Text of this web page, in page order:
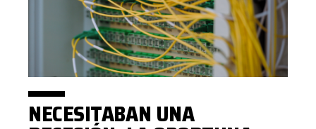
NECESITABAN UNA